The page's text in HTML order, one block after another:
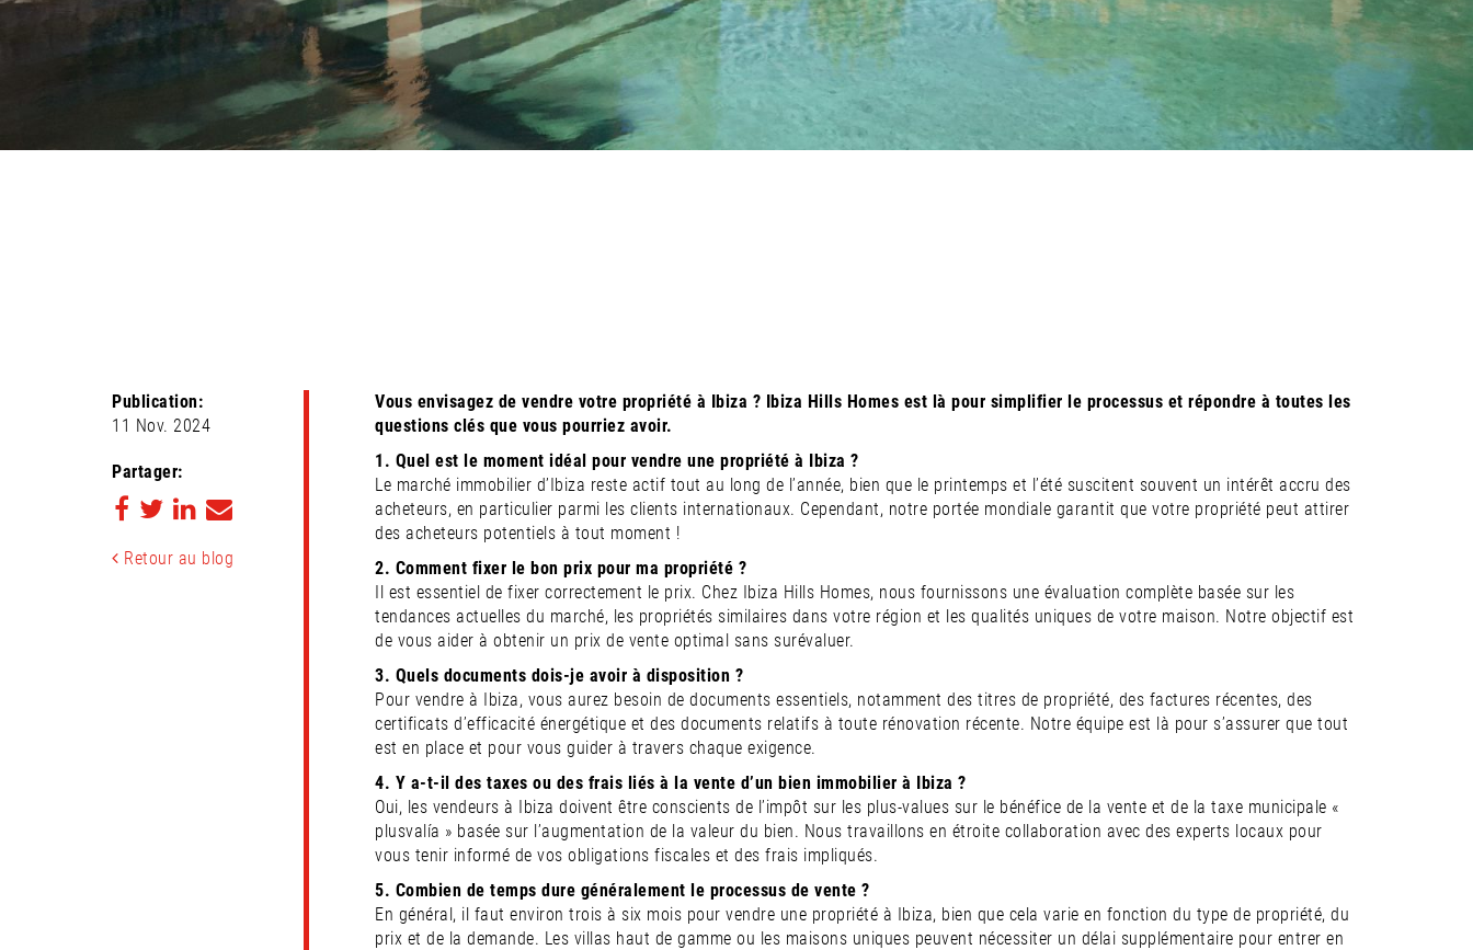
Publication:
11 Nov. 2024
Partager:
Retour au blog
Vous envisagez de vendre votre propriété à Ibiza ? Ibiza Hills Homes est là pour simplifier le processus et répondre à toutes les
questions clés que vous pourriez avoir.
1. Quel est le moment idéal pour vendre une propriété à Ibiza ?
Le marché immobilier d’Ibiza reste actif tout au long de l’année, bien que le printemps et l’été suscitent souvent un intérêt accru des
acheteurs, en particulier parmi les clients internationaux. Cependant, notre portée mondiale garantit que votre propriété peut attirer
des acheteurs potentiels à tout moment !
2. Comment fixer le bon prix pour ma propriété ?
Il est essentiel de fixer correctement le prix. Chez Ibiza Hills Homes, nous fournissons une évaluation complète basée sur les
tendances actuelles du marché, les propriétés similaires dans votre région et les qualités uniques de votre maison. Notre objectif est
de vous aider à obtenir un prix de vente optimal sans surévaluer.
3. Quels documents dois-je avoir à disposition ?
Pour vendre à Ibiza, vous aurez besoin de documents essentiels, notamment des titres de propriété, des factures récentes, des
certificats d’efficacité énergétique et des documents relatifs à toute rénovation récente. Notre équipe est là pour s’assurer que tout
est en place et pour vous guider à travers chaque exigence.
4. Y a-t-il des taxes ou des frais liés à la vente d’un bien immobilier à Ibiza ?
Oui, les vendeurs à Ibiza doivent être conscients de l’impôt sur les plus-values ​​sur le bénéfice de la vente et de la taxe municipale «
plusvalía » basée sur l’augmentation de la valeur du bien. Nous travaillons en étroite collaboration avec des experts locaux pour
vous tenir informé de vos obligations fiscales et des frais impliqués.
5. Combien de temps dure généralement le processus de vente ?
En général, il faut environ trois à six mois pour vendre une propriété à Ibiza, bien que cela varie en fonction du type de propriété, du
prix et de la demande. Les villas haut de gamme ou les maisons uniques peuvent nécessiter un délai supplémentaire pour entrer en